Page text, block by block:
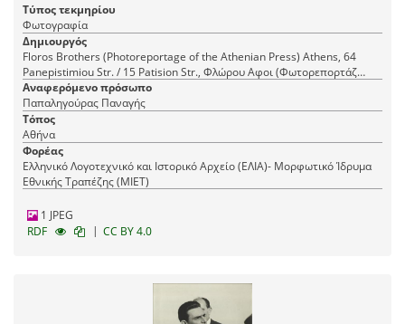
Τύπος τεκμηρίου
Φωτογραφία
Δημιουργός
Floros Brothers (Photoreportage of the Athenian Press) Athens, 64
Panepistimiou Str. / 15 Patision Str., Φλώρου Αφοι (Φωτορεπορτάζ
Αθηναϊκού Τύπου) Αθήνα, Πανεπιστημίου 64 / Πατησίων 15
Αναφερόμενο πρόσωπο
Παπαληγούρας Παναγής
Τόπος
Αθήνα
Φορέας
Ελληνικό Λογοτεχνικό και Ιστορικό Αρχείο (ΕΛΙΑ)- Μορφωτικό Ίδρυμα
Εθνικής Τραπέζης (ΜΙΕΤ)
1 JPEG
RDF
| CC BY 4.0